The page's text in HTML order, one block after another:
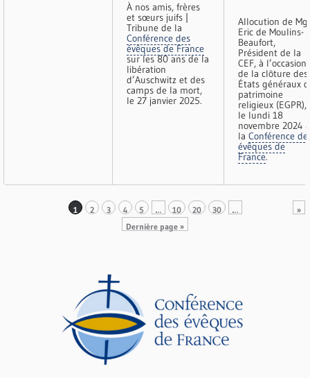
À nos amis, frères
et sœurs juifs |
Tribune de la
Conférence des
évêques de France
sur les 80 ans de la
libération
d’Auschwitz et des
camps de la mort,
le 27 janvier 2025.
Allocution de
Eric de Moulins-
Beaufort,
Président de la
CEF, à l’occasion
de la clôture des
États généraux
patrimoine
religieux (EGPR),
le lundi 18
novembre 2024 à
la Conférence
évêques de
France.
1 2 3 4 5 … 10 20 30 …
»
Dernière page »